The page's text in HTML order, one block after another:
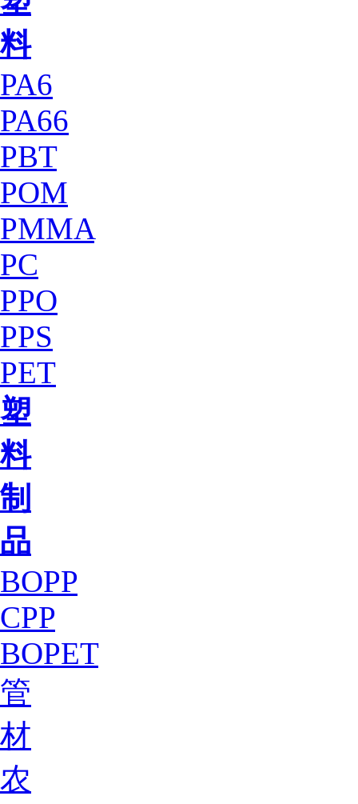
料
PA6
PA66
PBT
POM
PMMA
PC
PPO
PPS
PET
塑
料
制
品
BOPP
CPP
BOPET
管
材
农